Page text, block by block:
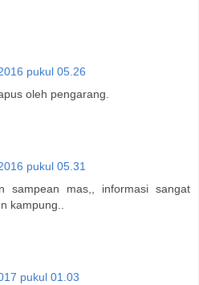
pukul 05.26
oleh pengarang.
pukul 05.31
sampean mas,, informasi sangat
kampung..
pukul 01.03